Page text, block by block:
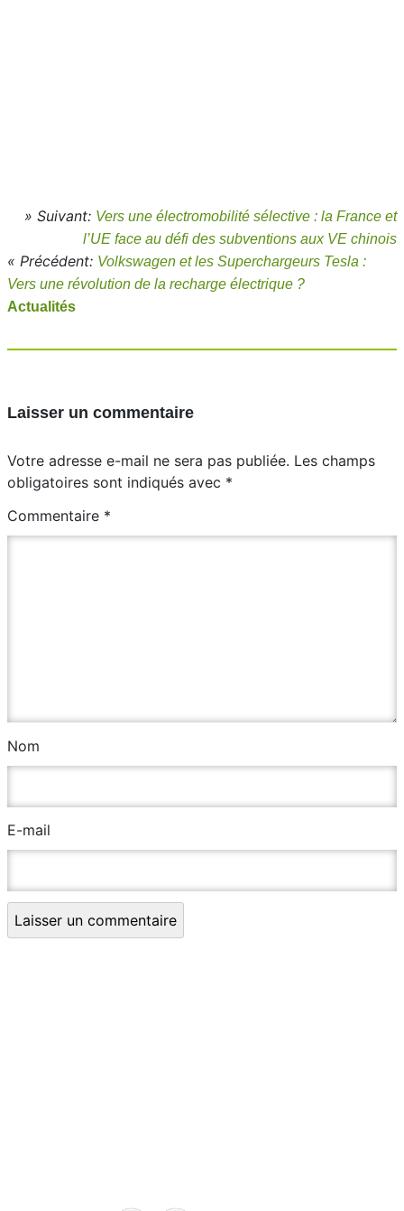
» Suivant: Vers une électromobilité sélective : la France et
l’UE face au défi des subventions aux VE chinois
« Précédent: Volkswagen et les Superchargeurs Tesla :
Vers une révolution de la recharge électrique ?
Actualités
Laisser un commentaire
Votre adresse e-mail ne sera pas publiée. Les champs
obligatoires sont indiqués avec *
Commentaire *
Nom
E-mail